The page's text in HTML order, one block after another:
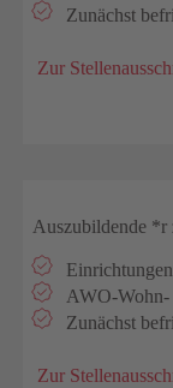
Zunächst
Zur
Auszubildende
AWO-Wohn-
Zunächst
Zur